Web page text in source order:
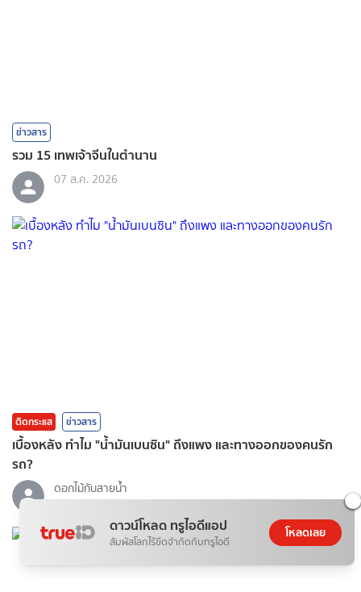
ข่าวสาร
รวม 15 เทพเจ้าจีนในตำนาน
07 ส.ค. 2026
ติดกระแส ข่าวสาร
เบื้องหลัง ทำไม "น้ำมันเบนซิน" ถึงแพง และทางออกของคนรัก
รถ?
ดอกไม้กับสายน้ำ
ดาวน์โหลด ทรูไอดีแอป
สัมผัสโลกไร้ขีดจำกัดกับทรูไอดี
โหลดเลย